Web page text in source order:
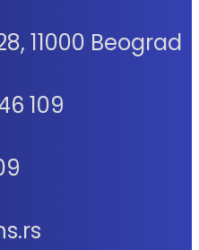
11000 Beograd
109